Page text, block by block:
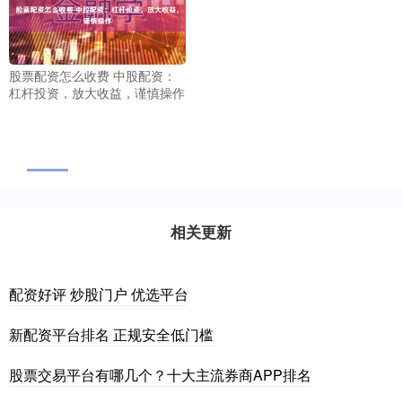
股票配资怎么收费 中股配资：
杠杆投资，放大收益，谨慎操作
相关更新
配资好评 炒股门户 优选平台
新配资平台排名 正规安全低门槛
股票交易平台有哪几个？十大主流券商APP排名